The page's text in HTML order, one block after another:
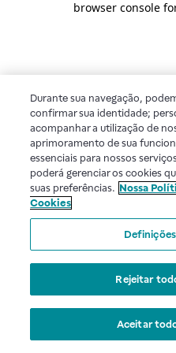
browser console
Durante sua navegação,
confirmar sua identidade;
acompanhar a utilização de
aprimoramento de sua
essenciais para nossos
poderá gerenciar os cookies
suas preferências. Nossa
Cookies
Rejeitar
Aceitar